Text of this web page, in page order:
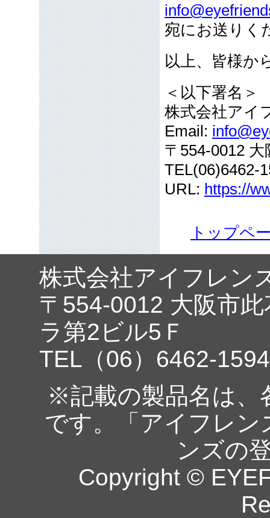
宛にお送りく
以上、皆様か
＜以下署名＞
株式会社アイ
Email:
〒554-0012
TEL(06)6462-
URL: https://
トップペ
株式会社アイフレン
〒554-0012 大阪市
ラ第2ビル5Ｆ
TEL（06）6462-
※記載の製品名は、
です。「アイフレ
ンズの
Copyright ©